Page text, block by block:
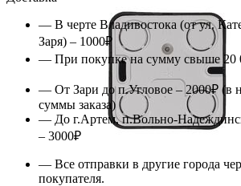
— В черте Владивостока (от ул.
Заря) – 1000₽
— При покупке на сумму свыше 20
— От Зари до п.Угловое – 2000₽ (в
суммы заказа)
— До г.Артем, п.Вольно-
– 3000₽
— Все отправки в другие города
покупателя.